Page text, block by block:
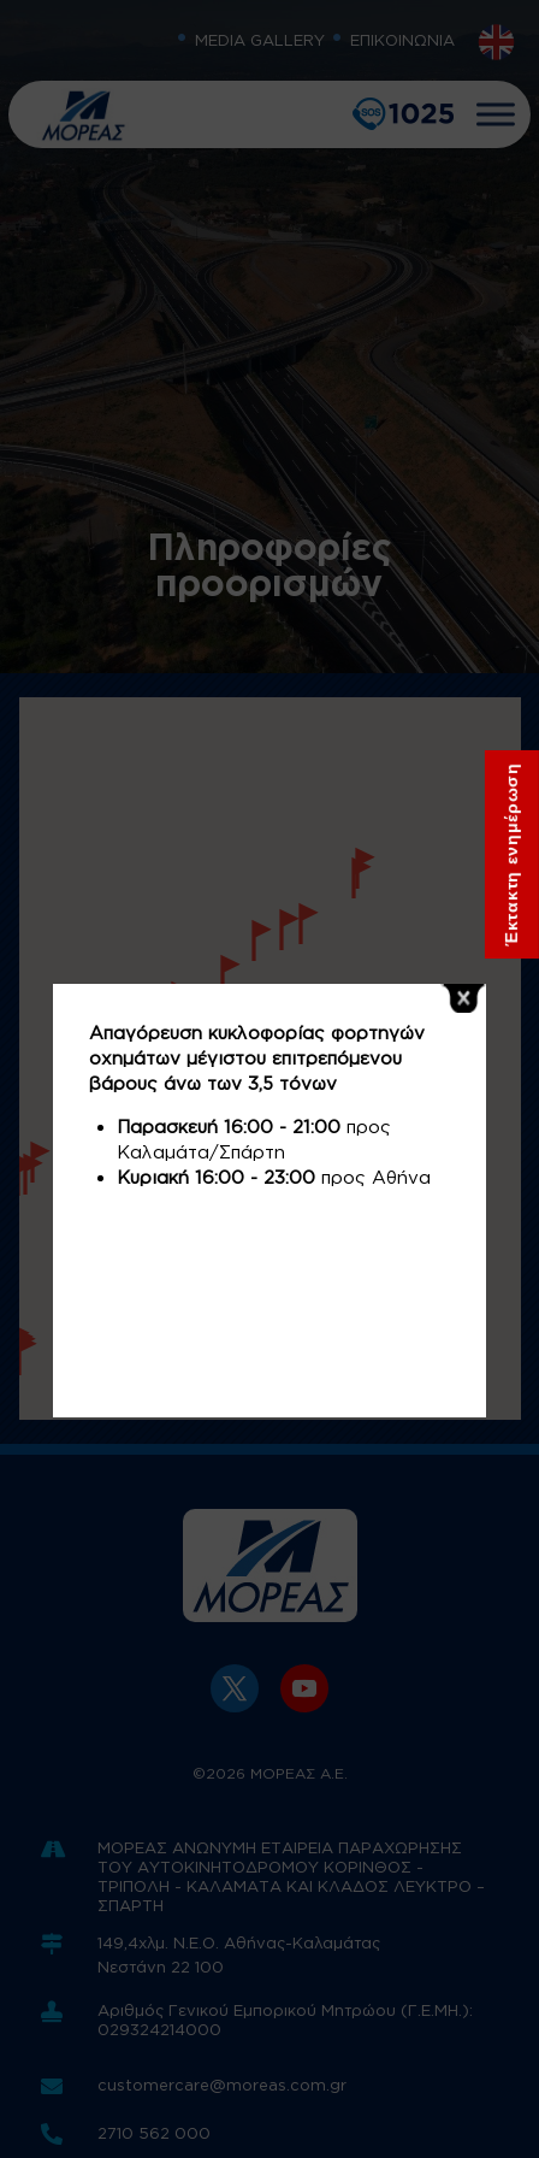
MEDIA GALLERY ΕΠΙΚΟΙΝΩΝΙΑ
Πληροφορίες
προορισμών
©2026 ΜΟΡΕΑΣ Α.Ε.

ΜΟΡΕΑΣ ΑΝΩΝΥΜΗ ΕΤΑΙΡΕΙΑ ΠΑΡΑΧΩΡΗΣΗΣ
ΤΟΥ ΑΥΤΟΚΙΝΗΤΟΔΡΟΜΟΥ ΚΟΡΙΝΘΟΣ -
ΤΡΙΠΟΛΗ - ΚΑΛΑΜΑΤΑ ΚΑΙ ΚΛΑΔΟΣ ΛΕΥΚΤΡΟ –
ΣΠΑΡΤΗ

149,4χλμ. Ν.Ε.Ο. Αθήνας-Καλαμάτας
Νεστάνη 22 100

Αριθμός Γενικού Εμπορικού Μητρώου (Γ.Ε.ΜΗ.):
029324214000
 customercare@moreas.com.gr
 2710 562 000
Έκτακτη ενημέρωση
Απαγόρευση κυκλοφορίας φορτηγών
οχημάτων μέγιστου επιτρεπόμενου
βάρους άνω των 3,5 τόνων
Παρασκευή 16:00 - 21:00προς
Καλαμάτα/Σπάρτη
Κυριακή 16:00 - 23:00προς Αθήνα